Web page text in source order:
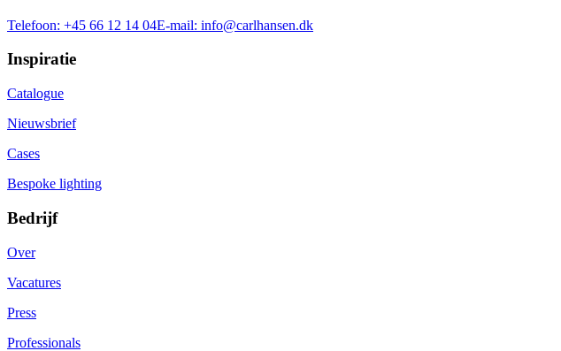
Telefoon: +45 66 12 14 04E-mail: info@carlhansen.dk
Inspiratie
Catalogue
Nieuwsbrief
Cases
Bespoke lighting
Bedrijf
Over
Vacatures
Press
Professionals